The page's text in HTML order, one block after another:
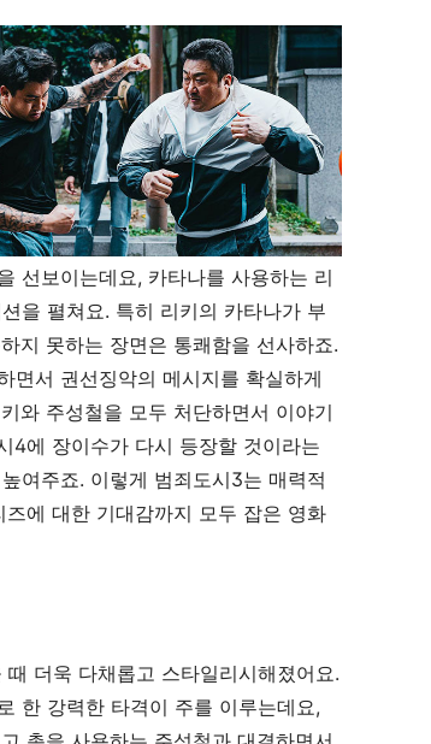
선보이는데요, 카타나를 사용하는 리
을 펼쳐요. 특히 리키의 카타나가 부
지 못하는 장면은 통쾌함을 선사하죠.
면서 권선징악의 메시지를 확실하게
와 주성철을 모두 처단하면서 이야기
4에 장이수가 다시 등장할 것이라는
여주죠. 이렇게 범죄도시3는 매력적
에 대한 기대감까지 모두 잡은 영화
더욱 다채롭고 스타일리시해졌어요.
한 강력한 타격이 주를 이루는데요,